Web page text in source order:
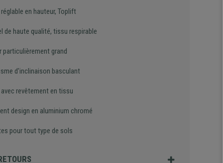
en hauteur, Toplift
de haute qualité, tissu respirable
particulièrement grand
d'inclinaison basculant
revêtement en tissu
design en aluminium chromé
pour tout type de sols